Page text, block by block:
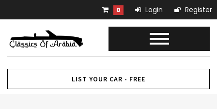
0 Login Register
LIST YOUR CAR - FREE